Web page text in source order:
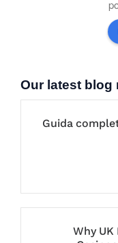
Our latest blog
Guida
Why UK